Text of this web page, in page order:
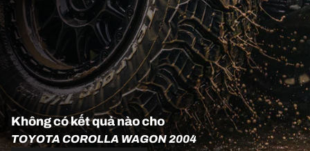
Không có kết quả nào cho
TOYOTA COROLLA WAGON 2004